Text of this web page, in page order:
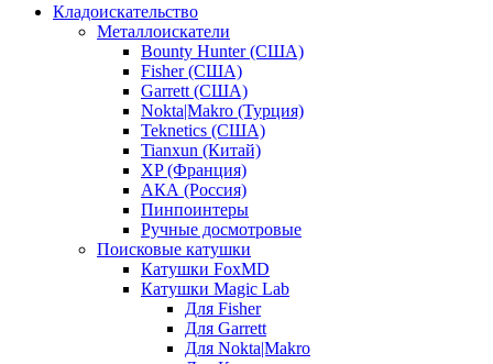
Кладоискательство
Металлоискатели
Bounty Hunter (США)
Fisher (США)
Garrett (США)
Nokta|Makro (Турция)
Teknetics (США)
Tianxun (Китай)
XP (Франция)
АКА (Россия)
Пинпоинтеры
Ручные досмотровые
Поисковые катушки
Катушки FoxMD
Катушки Magic Lab
Для Fisher
Для Garrett
Для Nokta|Makro